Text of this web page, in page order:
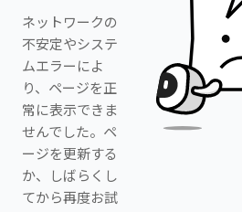
ネットワークの
不安定やシステ
ムエラーによ
り、ページを正
常に表示できま
せんでした。ペ
ージを更新する
か、しばらくし
てから再度お試